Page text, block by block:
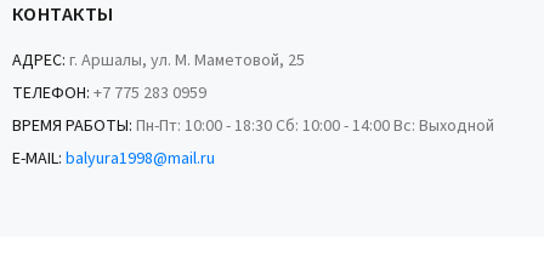
КОНТАКТЫ
АДРЕС: г. Аршалы, ул. М. Маметовой, 25
ТЕЛЕФОН: +7 775 283 0959
ВРЕМЯ РАБОТЫ: Пн-Пт: 10:00 - 18:30 Сб: 10:00 - 14:00 Вс: Выходной
E-MAIL: balyura1998@mail.ru